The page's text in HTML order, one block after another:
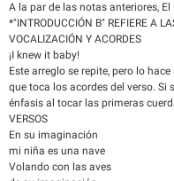
A la par de las notas anteriores,
*"INTRODUCCIÓN B" REFIERE A
VOCALIZACIÓN Y ACORDES
¡I knew it baby!
Este arreglo se repite, pero lo
que toca los acordes del verso. Si
énfasis al tocar las primeras
VERSOS
En su imaginación
mi niña es una nave
Volando con las aves